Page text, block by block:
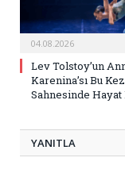
04.08.2026
Lev Tolstoy’un
Karenina’sı Bu
Sahnesinde
YANITLA